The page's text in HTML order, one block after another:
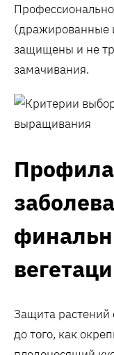
(дражированные
защищены и не
замачивания.
Защита растений
до того‚ как